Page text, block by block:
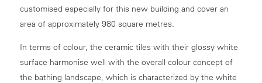
customised especially for this new building and cover an
area of approximately 980 square metres.
In terms of colour, the ceramic tiles with their glossy white
surface harmonise well with the overall colour concept of
the bathing landscape, which is characterized by the white